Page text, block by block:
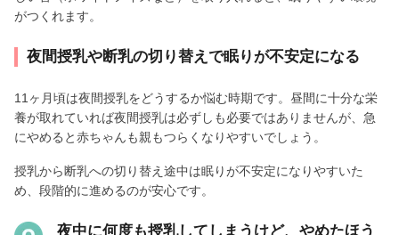
がつくれます。
夜間授乳や断乳の切り替えで眠りが不安定になる
11ヶ月頃は夜間授乳をどうするか悩む時期です。昼間に十分な栄
養が取れていれば夜間授乳は必ずしも必要ではありませんが、急
にやめると赤ちゃんも親もつらくなりやすいでしょう。
授乳から断乳への切り替え途中は眠りが不安定になりやすいた
め、段階的に進めるのが安心です。
夜中に何度も授乳してしまうけど、やめたほう